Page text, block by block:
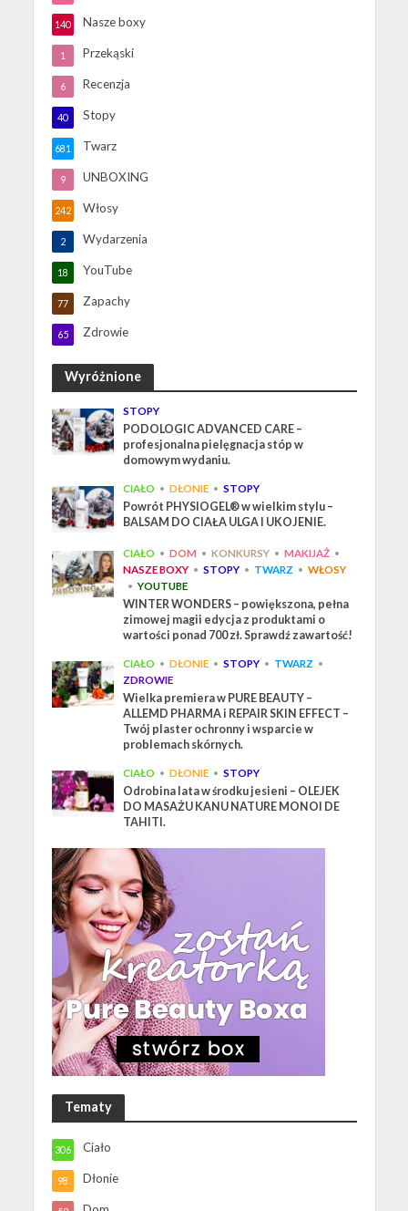
Nasze boxy
140
Przekąski
1
Recenzja
6
Stopy
40
Twarz
681
UNBOXING
9
Włosy
242
Wydarzenia
2
YouTube
18
Zapachy
77
Zdrowie
65
Wyróżnione
STOPY
PODOLOGIC ADVANCED CARE –
profesjonalna pielęgnacja stóp w
domowym wydaniu.
CIAŁO • DŁONIE • STOPY
Powrót PHYSIOGEL® w wielkim stylu –
BALSAM DO CIAŁA ULGA I UKOJENIE.
CIAŁO • DOM • KONKURSY • MAKIJAŻ •
NASZE BOXY • STOPY • TWARZ • WŁOSY
• YOUTUBE
WINTER WONDERS – powiększona, pełna
zimowej magii edycja z produktami o
wartości ponad 700 zł. Sprawdź zawartość!
CIAŁO • DŁONIE • STOPY • TWARZ •
ZDROWIE
Wielka premiera w PURE BEAUTY –
ALLEMD PHARMA i REPAIR SKIN EFFECT –
Twój plaster ochronny i wsparcie w
problemach skórnych.
CIAŁO • DŁONIE • STOPY
Odrobina lata w środku jesieni – OLEJEK
DO MASAŻU KANU NATURE MONOI DE
TAHITI.
Tematy
Ciało
306
Dłonie
98